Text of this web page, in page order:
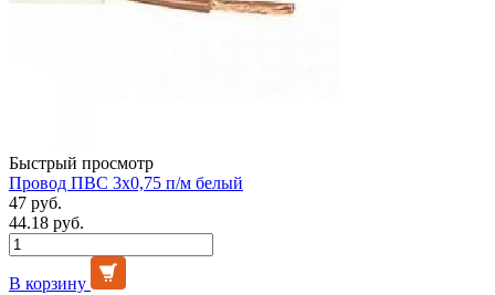
Быстрый просмотр
Провод ПВС 3х0,75 п/м белый
47 руб.
44.18 руб.
В корзину